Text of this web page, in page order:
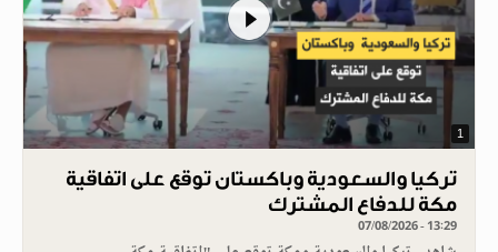
1
تركيا والسعودية وباكستان توقع على اتفاقية
مكة للدفاع المشترك
07/08/2026 - 13:29